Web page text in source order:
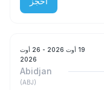
19 أوت 2026
- 26 أوت
2026
Abidjan
(
ABJ
)